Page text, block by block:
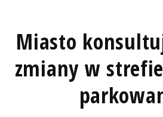
Miasto
zmiany w